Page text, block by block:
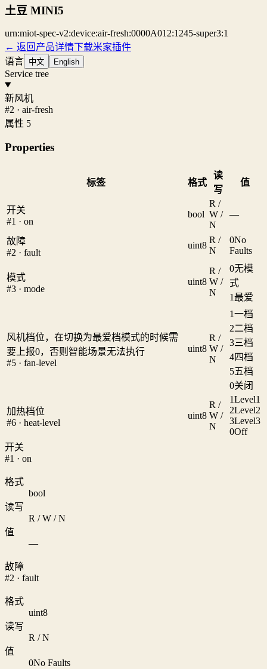
土豆 MINI5
urn:miot-spec-v2:device:air-fresh:0000A012:1245-super3:1
← 返回产品详情下载米家插件
语言 中文 English
Service tree
新风机
#2 · air-fresh
属性 5
Properties
标签 格式
读
写
值
开关
#1 · on
bool
R /
W /
N
—
故障
#2 · fault
uint8
R /
N
0No
Faults
模式
#3 · mode
uint8
R /
W /
N
0无模
式
1最爱
风机档位，在切换为最爱档模式的时候需
要上报0，否则智能场景无法执行
#5 · fan-level
uint8
R /
W /
N
1一档
2二档
3三档
4四档
5五档
0关闭
加热档位
#6 · heat-level
uint8
R /
W /
N
1Level1
2Level2
3Level3
0Off
开关
#1 · on
格式
bool
读写
R / W / N
值
—
故障
#2 · fault
格式
uint8
读写
R / N
值
0No Faults